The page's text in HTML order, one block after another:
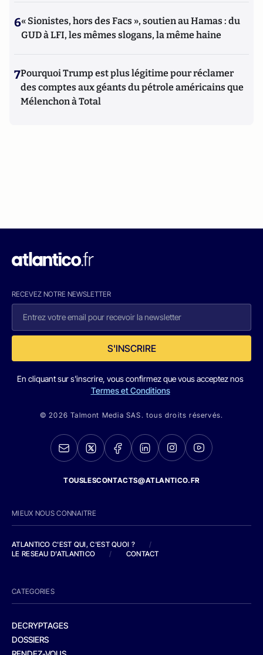
6« Sionistes, hors des Facs », soutien au Hamas : du
GUD à LFI, les mêmes slogans, la même haine
7Pourquoi Trump est plus légitime pour réclamer
des comptes aux géants du pétrole américains que
Mélenchon à Total
RECEVEZ NOTRE NEWSLETTER
S'INSCRIRE
En cliquant sur s'inscrire, vous confirmez que vous acceptez nos
Termes et Conditions
© 2026 Talmont Media SAS. tous droits réservés.
TOUSLESCONTACTS@ATLANTICO.FR
MIEUX NOUS CONNAITRE
ATLANTICO C'EST QUI, C'EST QUOI ?
/
LE RESEAU D'ATLANTICO
/ CONTACT
CATEGORIES
DECRYPTAGES
DOSSIERS